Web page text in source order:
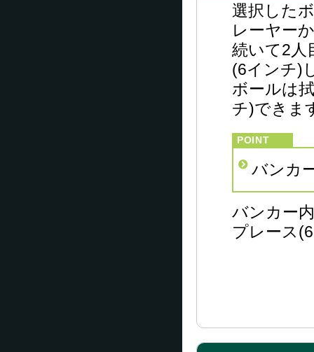
選択した
レーヤー
続いて2人
(6インチ)
ボールは
チ)できま
バンカ
バンカー
プレース